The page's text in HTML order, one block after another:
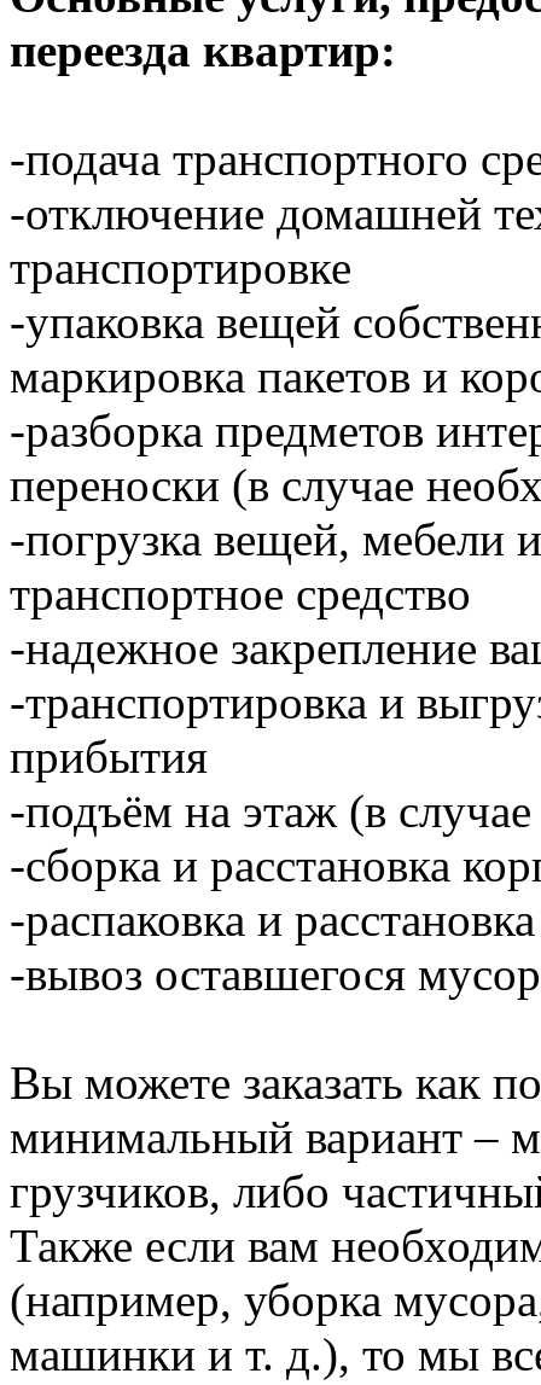
переезда квартир:
-подача транспортного
-отключение домашней
транспортировке
-упаковка вещей
маркировка пакетов и
-разборка предметов
переноски (в случае
-погрузка вещей, мебели
транспортное средство
-надежное закрепление
-транспортировка и
прибытия
-подъём на этаж (в
-сборка и расстановка
-распаковка и
-вывоз оставшегося
Вы можете заказать как
минимальный вариант –
грузчиков, либо
Также если вам
(например, уборка
машинки и т. д.), то мы